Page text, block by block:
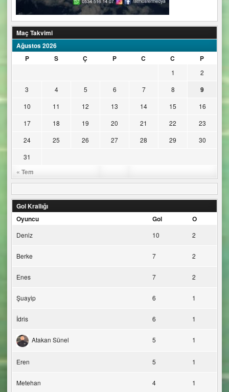
Maç Takvimi
Ağustos 2026
P
S Ç P C C P
« Tem
1
2
3
4 5 6 7 8 9
10 11 12 13 14 15
16
17
18 19 20 21 22
23
24
25 26 27 28 29
30
31
Gol Krallığı
Oyuncu
Gol O
Deniz 10 2
Berke 7 2
Enes 7 2
Şuayip 6 1
İdris 6 1
Atakan Sünel 5 1
Eren 5 1
Metehan 4 1